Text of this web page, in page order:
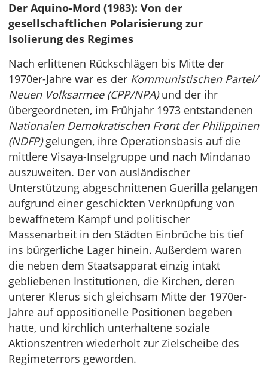
Der Aquino-Mord (1983): Von der
gesellschaftlichen Polarisierung zur
Isolierung des Regimes
Nach erlittenen Rückschlägen bis Mitte der
1970er-Jahre war es der Kommunistischen Partei/
Neuen Volksarmee (CPP/NPA)und der ihr
übergeordneten, im Frühjahr 1973 entstandenen
Nationalen Demokratischen Front der Philippinen
(NDFP)gelungen, ihre Operationsbasis auf die
mittlere Visaya-Inselgruppe und nach Mindanao
auszuweiten. Der von ausländischer
Unterstützung abgeschnittenen Guerilla gelangen
aufgrund einer geschickten Verknüpfung von
bewaffnetem Kampf und politischer
Massenarbeit in den Städten Einbrüche bis tief
ins bürgerliche Lager hinein. Außerdem waren
die neben dem Staatsapparat einzig intakt
gebliebenen Institutionen, die Kirchen, deren
unterer Klerus sich gleichsam Mitte der 1970er-
Jahre auf oppositionelle Positionen begeben
hatte, und kirchlich unterhaltene soziale
Aktionszentren wiederholt zur Zielscheibe des
Regimeterrors geworden.